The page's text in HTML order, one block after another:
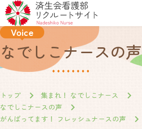
Voice
なでしこナースの声
トップ
集まれ！ なでしこナース
なでしこナースの声
がんばってます！ フレッシュナースの声